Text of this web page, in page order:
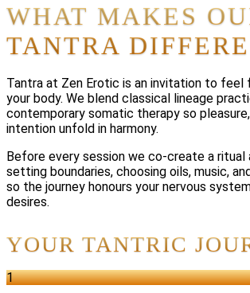
WHAT MAKES
TANTRA
Tantra at Zen Erotic is an invitation to feel
your body. We blend classical lineage
contemporary somatic therapy so
intention unfold in harmony.
Before every session we co-create a ritual
setting boundaries, choosing oils, music,
so the journey honours your nervous
desires.
YOUR TANTRIC
1